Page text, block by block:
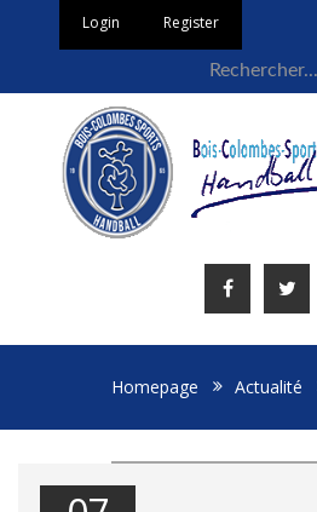
Login Register
Homepage Actualité